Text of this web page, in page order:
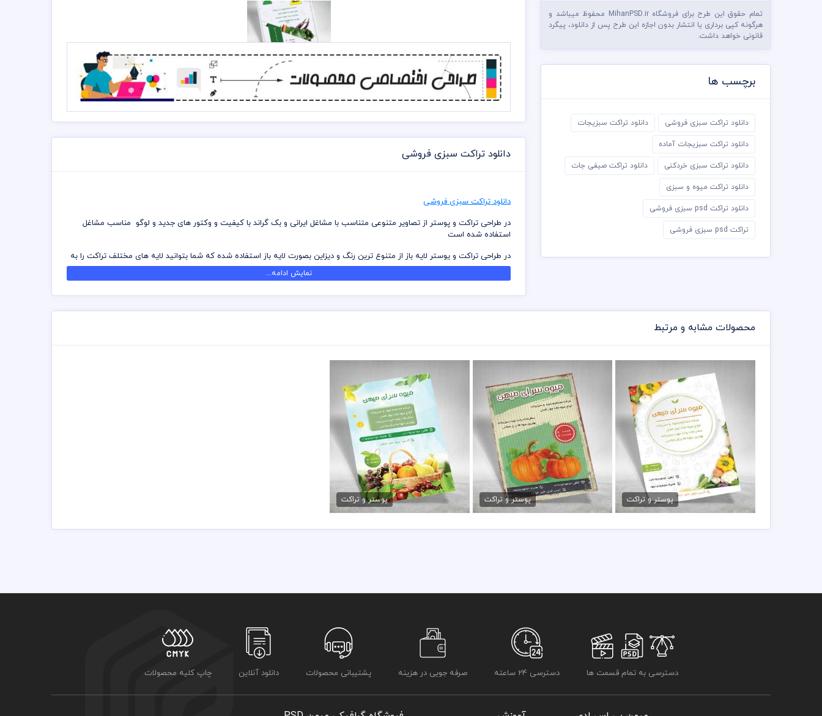
تمام حقوق این طرح برای فروشگاه MihanPSD.ir محفوظ میباشد و
هرگونه کپی برداری یا انتشار بدون اجازه این طرح پس از دانلود، پیگرد
قانونی خواهد داشت.
برچسب ها
دانلود تراکت سبزی فروشی دانلود تراکت سبزیجات
دانلود تراکت سبزیجات آماده
دانلود تراکت سبزی خردکنی دانلود تراکت صیفی جات
دانلود تراکت میوه و سبزی
دانلود تراکت psd سبزی فروشی
تراکت psd سبزی فروشی
دانلود تراکت سبزی فروشی
دانلود تراکت سبزی فروشی
در طراحی تراکت و پوستر از تصاویر متنوعی متناسب با مشاغل ایرانی و بک گراند با کیفیت و وکتور های جدید و لوگو مناسب مشاغل
استفاده شده است
در طراحی تراکت و پوستر لایه باز از متنوع ترین رنگ و دیزاین بصورت لایه باز استفاده شده که شما بتوانید لایه های مختلف تراکت را به
سلیقه ویرایش و استفاده نمائید
شما می توانید چاپ تراکت های موجود در وب سایت میهن پی اس دی را نزد چاپخانه مجموعه چاپ و در سراسر کشور دریافت نمائید
برای دانلود تراکت و طرح لایه باز به صورت به صرفه می توانید از بسته های اشتراک ویژه استفاده نمائید و تراکت رایگان دانلود نمائید
قبل از چاپ و استفاده تراکت رعایت مواردی نظیر غلط املایی، کنترل پنتت رنگی . مد رنگی و کیفیت مناسب عکس و وکتور به عهده
خریدار می باشد
در طراحی تراکت از لوگو و نشان های تجاری نمادین استفاده شده است و مسئولیت استفاده از همان لوگو به عهده خریدار می باشد
رعایت کلیه قوانین موجود در سایت به عهده خریدار می باشد
نمایش ادامه...
محصولات مشابه و مرتبط
دانلود psd تراکت صیفی جات
79,000 تومان
پوستر و تراکت
تراکت آماده صیفی جات
79,000 تومان
پوستر و تراکت
طرح تراکت میوه فروشی
79,000 تومان
پوستر و تراکت
دسترسی به تمام قسمت ها دسترسی 24 ساعته صرفه جویی در هزینه پشتیبانی محصولات دانلود آنلاین چاپ کلیه محصولات